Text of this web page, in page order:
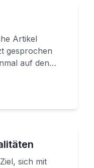
Artikel
gesprochen
auf den
sich mit